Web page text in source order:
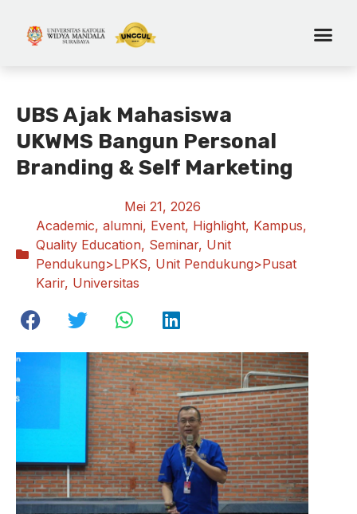
UBS Ajak Mahasiswa
UKWMS Bangun Personal
Branding & Self Marketing
Mei 21, 2026
Academic, alumni, Event, Highlight, Kampus,
Quality Education, Seminar, Unit
Pendukung>LPKS, Unit Pendukung>Pusat
Karir, Universitas